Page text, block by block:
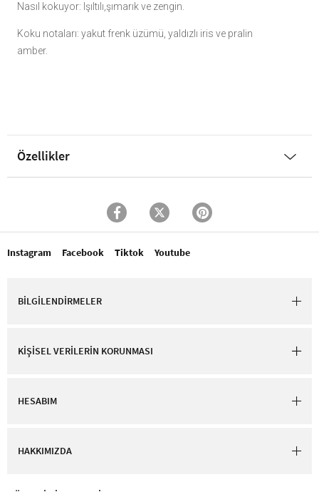
Nasıl kokuyor: Işıltılı,şımarık ve zengin.
Koku notaları: yakut frenk üzümü, yaldızlı iris ve pralin
amber.
Özellikler
Instagram Facebook Tiktok Youtube
BİLGİLENDİRMELER
KİŞİSEL VERİLERİN KORUNMASI
HESABIM
HAKKIMIZDA